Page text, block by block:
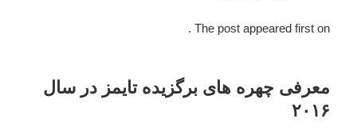
The post appeared first on .
معرفی چهره های برگزیده تایمز در سال
۲۰۱۶